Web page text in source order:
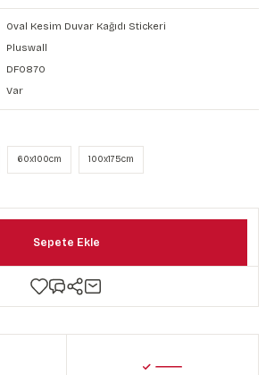
Oval Kesim Duvar Kağıdı Stickeri
Pluswall
DF0870
Var
60x100cm 100x175cm
Sepete Ekle